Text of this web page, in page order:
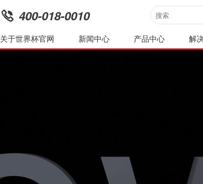
400-018-0010
关于世界杯官网 新闻中心 产品中心 解